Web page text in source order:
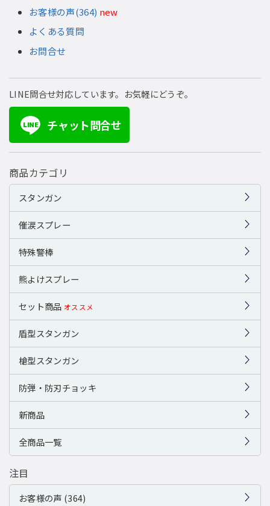
お客様の声(364) new
よくある質問
お問合せ
LINE問合せ対応しています。お気軽にどうぞ。
LINE チャット問合せ
商品カテゴリ
スタンガン
催涙スプレー
特殊警棒
熊よけスプレー
セット商品 オススメ
盾型スタンガン
槍型スタンガン
防弾・防刃チョッキ
新商品
全商品一覧
注目
お客様の声 (364)